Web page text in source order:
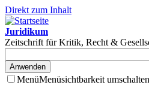
Direkt zum Inhalt
Juridikum
Zeitschrift für Kritik, Recht &
MenüMenüsichtbarkeit umschalten